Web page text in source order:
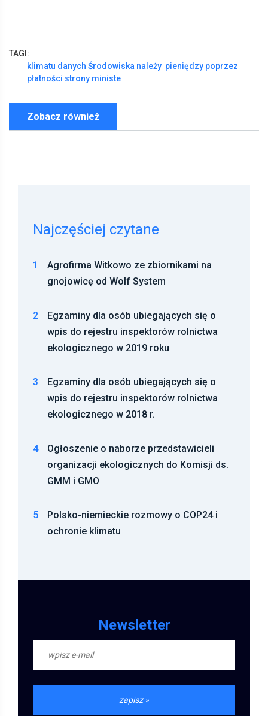
TAGI:
klimatu danych Środowiska należy pieniędzy poprzez
płatności strony ministe
Zobacz również
Najczęściej czytane
1
Agrofirma Witkowo ze zbiornikami na
gnojowicę od Wolf System
2
Egzaminy dla osób ubiegających się o
wpis do rejestru inspektorów rolnictwa
ekologicznego w 2019 roku
3
Egzaminy dla osób ubiegających się o
wpis do rejestru inspektorów rolnictwa
ekologicznego w 2018 r.
4
Ogłoszenie o naborze przedstawicieli
organizacji ekologicznych do Komisji ds.
GMM i GMO
5
Polsko-niemieckie rozmowy o COP24 i
ochronie klimatu
Newsletter